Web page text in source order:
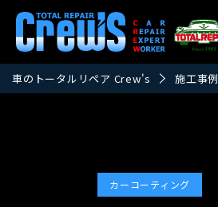
車のトータルリペア Crew's 施工事例
カーコーティング